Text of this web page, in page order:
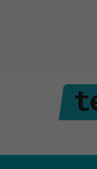
contenuto